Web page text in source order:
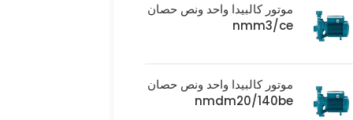
موتور كالبيدا واحد ونص حصان
nmm3/ce
موتور كالبيدا واحد ونص حصان
nmdm20/140be